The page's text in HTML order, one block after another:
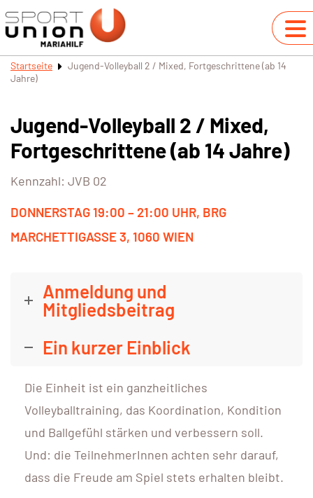
Startseite
Jugend-Volleyball 2 / Mixed, Fortgeschrittene (ab 14
Jahre)
Jugend-Volleyball 2 / Mixed,
Fortgeschrittene (ab 14 Jahre)
Kennzahl: JVB 02
DONNERSTAG 19:00 – 21:00 UHR, BRG
MARCHETTIGASSE 3, 1060 WIEN
Anmeldung und
Mitgliedsbeitrag
Ein kurzer Einblick
Die Einheit ist ein ganzheitliches
Volleyballtraining, das Koordination, Kondition
und Ballgefühl stärken und verbessern soll.
Und: die TeilnehmerInnen achten sehr darauf,
dass die Freude am Spiel stets erhalten bleibt.